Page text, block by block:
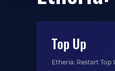
Top Up
Etheria: Restart Top